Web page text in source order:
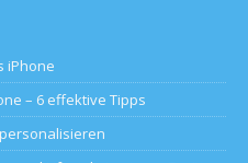
iPhone
– 6 effektive Tipps